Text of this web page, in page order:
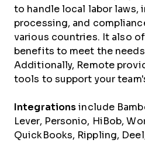
to handle local labor laws,
processing, and
various countries. It also
benefits to meet the
Additionally, Remote
tools to support your
Integrations include
Lever, Personio, HiBob,
QuickBooks, Rippling,